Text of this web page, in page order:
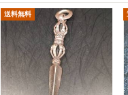
送料無料